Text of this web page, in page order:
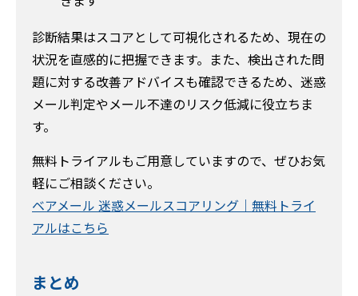
診断結果はスコアとして可視化されるため、現在の
状況を直感的に把握できます。また、検出された問
題に対する改善アドバイスも確認できるため、迷惑
メール判定やメール不達のリスク低減に役立ちま
す。
無料トライアルもご用意していますので、ぜひお気
軽にご相談ください。
ベアメール 迷惑メールスコアリング｜無料トライ
アルはこちら
まとめ